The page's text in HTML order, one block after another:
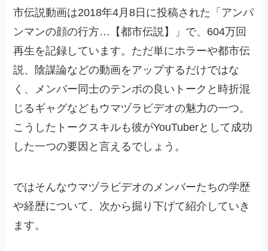
市伝説動画は2018年4月8日に投稿された「アンパ
ンマンの顔の行方…【都市伝説】」で、604万回
再生を記録しています。ただ単にホラーや都市伝
説、陰謀論などの動画をアップするだけではな
く、メンバー同士のテンポの良いトークと時折混
じるギャグなどもウマヅラビデオの魅力の一つ。
こうしたトークスキルも彼がYouTuberとして成功
した一つの要因と言えるでしょう。
ではそんなウマヅラビデオのメンバーたちの学歴
や経歴について、次から掘り下げて紹介していき
ます。